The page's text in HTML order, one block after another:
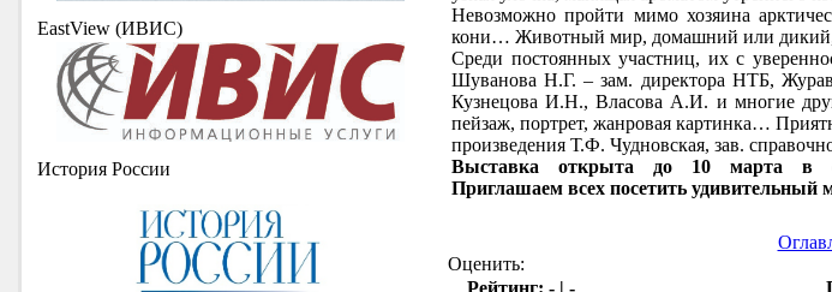
EastView (ИВИС)
История России
Невозможно пройти мимо хозяина
кони… Животный мир, домашний или дикий,
Среди постоянных участниц, их с
Шуванова Н.Г. – зам. директора НТБ,
Кузнецова И.Н., Власова А.И. и многие
пейзаж, портрет, жанровая картинка…
произведения Т.Ф. Чудновская, зав.
Выставка открыта до 10 марта в
Приглашаем всех посетить
Оценить:
Рейтинг: - | -